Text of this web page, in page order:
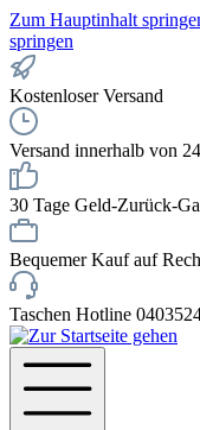
Zum Hauptinhalt
springen
Kostenloser Versand
Versand innerhalb von
30 Tage Geld-Zurück-
Bequemer Kauf auf
Taschen Hotline